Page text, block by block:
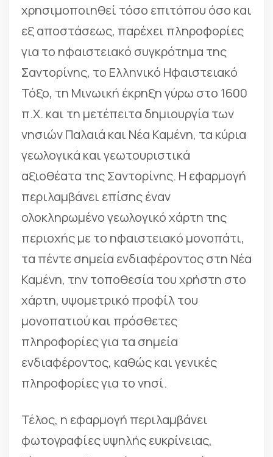
χρησιμοποιηθεί τόσο επιτόπου όσο και
εξ αποστάσεως, παρέχει πληροφορίες
για το ηφαιστειακό συγκρότημα της
Σαντορίνης, το Ελληνικό Ηφαιστειακό
Τόξο, τη Μινωική έκρηξη γύρω στο 1600
π.Χ. και τη μετέπειτα δημιουργία των
νησιών Παλαιά και Νέα Καμένη, τα κύρια
γεωλογικά και γεωτουριστικά
αξιοθέατα της Σαντορίνης. Η εφαρμογή
περιλαμβάνει επίσης έναν
ολοκληρωμένο γεωλογικό χάρτη της
περιοχής με το ηφαιστειακό μονοπάτι,
τα πέντε σημεία ενδιαφέροντος στη Νέα
Καμένη, την τοποθεσία του χρήστη στο
χάρτη, υψομετρικό προφίλ του
μονοπατιού και πρόσθετες
πληροφορίες για τα σημεία
ενδιαφέροντος, καθώς και γενικές
πληροφορίες για το νησί.
Τέλος, η εφαρμογή περιλαμβάνει
φωτογραφίες υψηλής ευκρίνειας,